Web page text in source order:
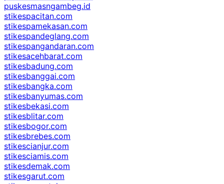
puskesmasngambeg.id
stikespacitan.com
stikespamekasan.com
stikespandeglang.com
stikespangandaran.com
stikesacehbarat.com
stikesbadung.com
stikesbanggai.com
stikesbangka.com
stikesbanyumas.com
stikesbekasi.com
stikesblitar.com
stikesbogor.com
stikesbrebes.com
stikescianjur.com
stikesciamis.com
stikesdemak.com
stikesgarut.com